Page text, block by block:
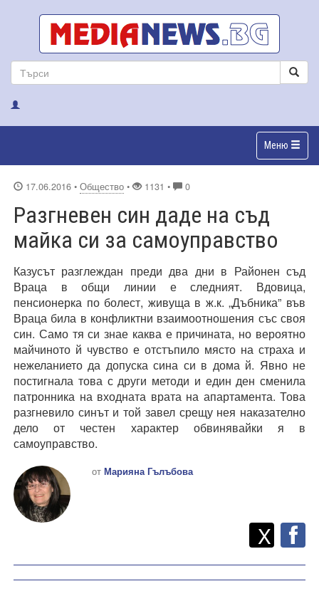
Меню
17.06.2016 • Общество • 1131 • 0
Разгневен син даде на съд
майка си за самоуправство
Казусът разглеждан преди два дни в Районен съд
Враца в общи линии е следният. Вдовица,
пенсионерка по болест, живуща в ж.к. „Дъбника” във
Враца била в конфликтни взаимоотношения със своя
син. Само тя си знае каква е причината, но вероятно
майчиното й чувство е отстъпило място на страха и
нежеланието да допуска сина си в дома й. Явно не
постигнала това с други методи и един ден сменила
патронника на входната врата на апартамента. Това
разгневило синът и той завел срещу нея наказателно
дело от честен характер обвинявайки я в
самоуправство.
от Марияна Гълъбова
Споделете
X